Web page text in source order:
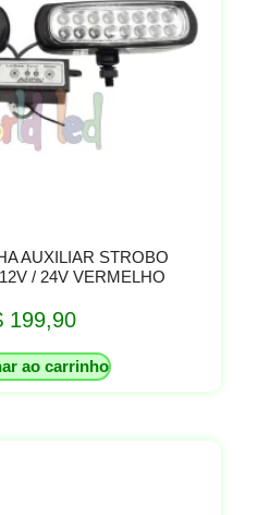
AUXILIAR STROBO
/ 24V VERMELHO
199,90
ao carrinho